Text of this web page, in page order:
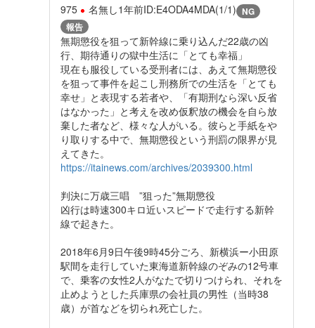
975 名無し1年前ID:E4ODA4MDA(1/1) NG
報告
無期懲役を狙って新幹線に乗り込んだ22歳の凶
行、期待通りの獄中生活に「とても幸福」
現在も服役している受刑者には、あえて無期懲役
を狙って事件を起こし刑務所での生活を「とても
幸せ」と表現する若者や、「有期刑なら深い反省
はなかった」と考えを改め仮釈放の機会を自ら放
棄した者など、様々な人がいる。彼らと手紙をや
り取りする中で、無期懲役という刑罰の限界が見
えてきた。
https://itainews.com/archives/2039300.html
判決に万歳三唱 ”狙った”無期懲役
凶行は時速300キロ近いスピードで走行する新幹
線で起きた。
2018年6月9日午後9時45分ごろ、新横浜ー小田原
駅間を走行していた東海道新幹線のぞみの12号車
で、乗客の女性2人がなたで切りつけられ、それを
止めようとした兵庫県の会社員の男性（当時38
歳）が首などを切られ死亡した。